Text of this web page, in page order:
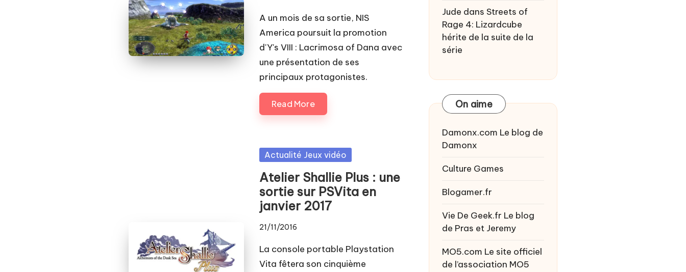
A un mois de sa sortie, NIS
America poursuit la promotion
d'Y's VIII : Lacrimosa of Dana avec
une présentation de ses
principaux protagonistes.
Read More
Posted
Actualité Jeux vidéo
Atelier Shallie Plus : une
sortie sur PSVita en
janvier 2017
21/11/2016
La console portable Playstation
Vita fêtera son cinquième
Jude dans Streets of
Rage 4: Lizardcube
hérite de la suite de la
série
On aime
Damonx.com Le blog de
Damonx
Culture Games
Blogamer.fr
Vie De Geek.fr Le blog
de Pras et Jeremy
MO5.com Le site officiel
de l’association MO5